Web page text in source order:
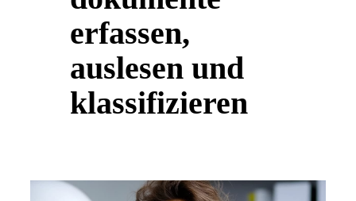
erfassen,
auslesen und
klassifizieren